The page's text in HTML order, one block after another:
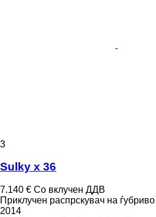
3
Sulky x 36
7.140 € Со вклучен ДДВ
Приклучен распрскувач на ѓубриво
2014